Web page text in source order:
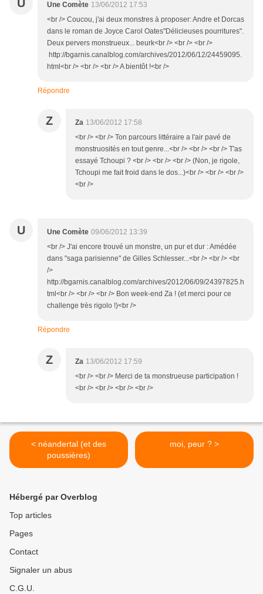
U Une Comète 13/06/2012 17:53
<br /> Coucou, j'ai deux monstres à proposer: Andre et Dorcas
dans le roman de Joyce Carol Oates"Délicieuses pourritures".
Deux pervers monstrueux... beurk<br /> <br /> <br />
http://bgarnis.canalblog.com/archives/2012/06/12/24459095.
html<br /> <br /> <br /> A bientôt !<br />
Répondre
Z Za 13/06/2012 17:58
<br /> <br /> Ton parcours littéraire a l'air pavé de
monstruosités en tout genre...<br /> <br /> <br /> T'as
essayé Tchoupi ? <br /> <br /> <br /> (Non, je rigole,
Tchoupi me fait froid dans le dos...)<br /> <br /> <br />
<br />
U Une Comète 09/06/2012 13:39
<br /> J'ai encore trouvé un monstre, un pur et dur : Amédée
dans "saga parisienne" de Gilles Schlesser...<br /> <br /> <br
/>
http://bgarnis.canalblog.com/archives/2012/06/09/24397825.h
tml<br /> <br /> <br /> Bon week-end Za ! (et merci pour ce
challenge très rigolo !)<br />
Répondre
Z Za 13/06/2012 17:59
<br /> <br /> Merci de ta monstrueuse participation !
<br /> <br /> <br /> <br />
< néandertal (et des
poussières)
moi, peur ? >
Hébergé par Overblog
Top articles
Pages
Contact
Signaler un abus
C.G.U.